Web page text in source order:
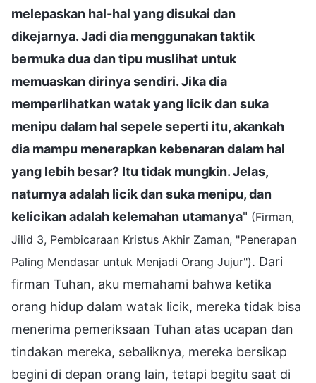
melepaskan hal-hal yang disukai dan
dikejarnya. Jadi dia menggunakan taktik
bermuka dua dan tipu muslihat untuk
memuaskan dirinya sendiri. Jika dia
memperlihatkan watak yang licik dan suka
menipu dalam hal sepele seperti itu, akankah
dia mampu menerapkan kebenaran dalam hal
yang lebih besar? Itu tidak mungkin. Jelas,
naturnya adalah licik dan suka menipu, dan
kelicikan adalah kelemahan utamanya" (Firman,
Jilid 3, Pembicaraan Kristus Akhir Zaman, "Penerapan
Paling Mendasar untuk Menjadi Orang Jujur"). Dari
firman Tuhan, aku memahami bahwa ketika
orang hidup dalam watak licik, mereka tidak bisa
menerima pemeriksaan Tuhan atas ucapan dan
tindakan mereka, sebaliknya, mereka bersikap
begini di depan orang lain, tetapi begitu saat di